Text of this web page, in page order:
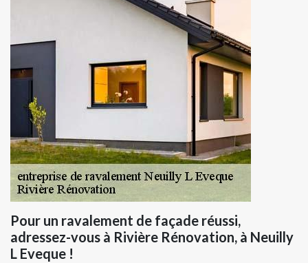
Pour un ravalement de façade réussi,
adressez-vous à Rivière Rénovation, à Neuilly
L Eveque !